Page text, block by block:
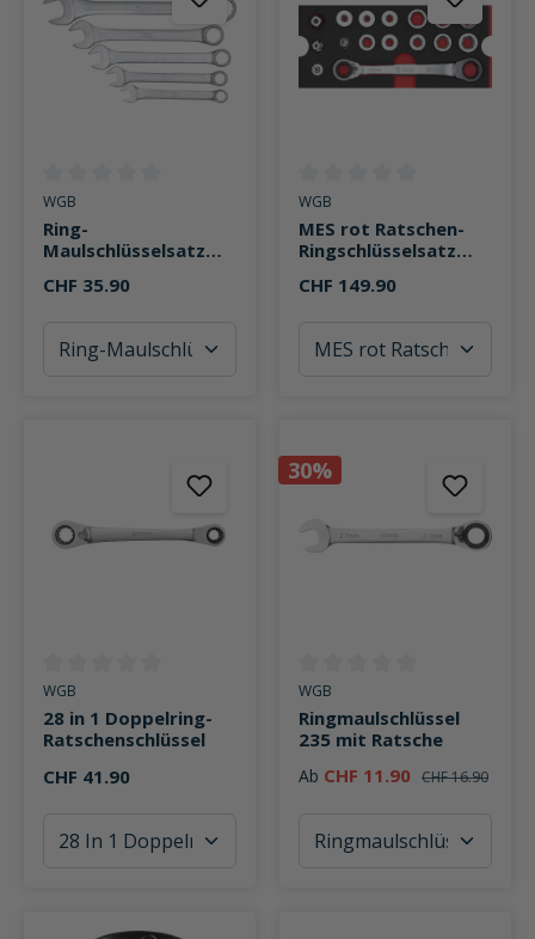
Durchschnittliche Bewertung von 0 von 5 Sternen
WGB
Ring-
Maulschlüsselsatz
CHF 35.90
Durchschnittliche Bewertung
WGB
MES rot Ratschen-
Ringschlüsselsatz
CHF 149.90
Durchschnittliche Bewertung von 0 von 5 Sternen
WGB
28 in 1 Doppelring-
Ratschenschlüssel
CHF 41.90
30%
Durchschnittliche Bewertung
WGB
Ringmaulschlüssel
235 mit Ratsche
Ab CHF 11.90 CHF 16.90